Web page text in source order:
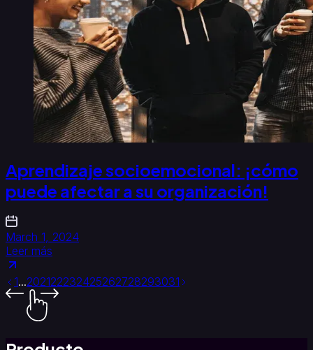
Aprendizaje socioemocional: ¡cómo
puede afectar a su organización!
March 1, 2024
Leer más
1...202122232425262728293031